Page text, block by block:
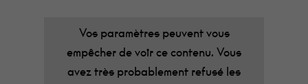
Vos paramètres peuvent vous
empêcher de voir ce contenu. Vous
avez très probablement refusé les